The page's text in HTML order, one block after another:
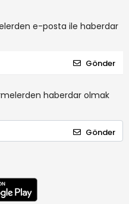
e-posta ile haberdar
Gönder
haberdar olmak
Gönder